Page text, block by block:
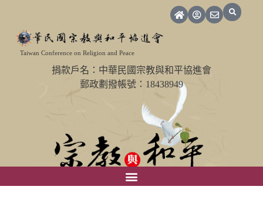
Taiwan Conference on Religion and Peace
捐款戶名：中華民國宗教與和平協進會
郵政劃撥帳號：18438949